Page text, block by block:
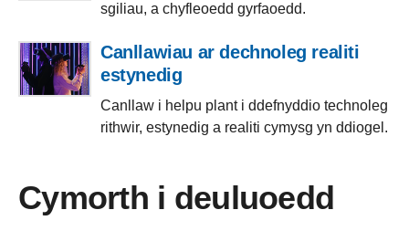
sgiliau, a chyfleoedd gyrfaoedd.
Canllawiau ar dechnoleg realiti
estynedig
Canllaw i helpu plant i ddefnyddio technoleg
rithwir, estynedig a realiti cymysg yn ddiogel.
Cymorth i deuluoedd